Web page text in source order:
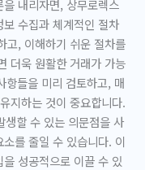
내리자면, 상무로렉스
수집과 체계적인 절차
고, 이해하기 쉬운 절차를
더욱 원활한 거래가 가능
항들을 미리 검토하고, 매
지하는 것이 중요합니다.
생할 수 있는 의문점을 사
를 줄일 수 있습니다. 이
성공적으로 이끌 수 있